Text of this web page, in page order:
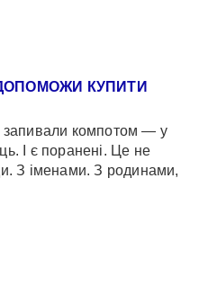
КУПИТИ
запивали компотом — у
І є поранені. Це не
З іменами. З родинами,